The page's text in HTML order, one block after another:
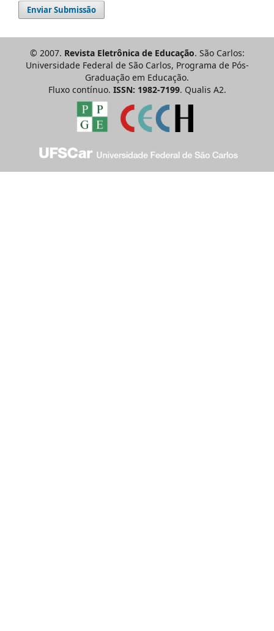
Enviar Submissão
© 2007. Revista Eletrônica de Educação. São Carlos:
Universidade Federal de São Carlos, Programa de Pós-
Graduação em Educação.
Fluxo contínuo. ISSN: 1982-7199. Qualis A2.